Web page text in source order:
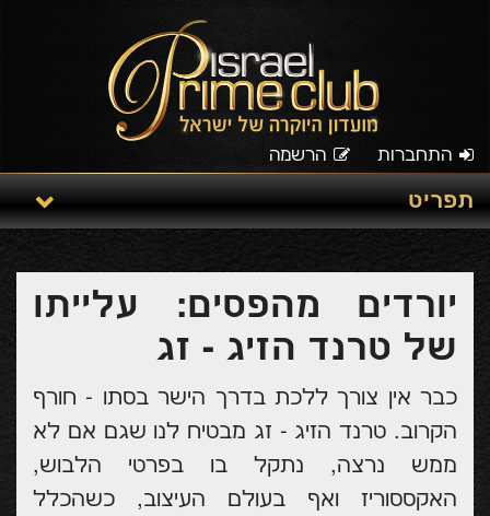
התחברות הרשמה
תפריט
יורדים מהפסים: עלייתו
של טרנד הזיג - זג
כבר אין צורך ללכת בדרך הישר בסתו - חורף
הקרוב. טרנד הזיג - זג מבטיח לנו שגם אם לא
ממש נרצה, נתקל בו בפרטי הלבוש,
האקססוריז ואף בעולם העיצוב, כשהכלל